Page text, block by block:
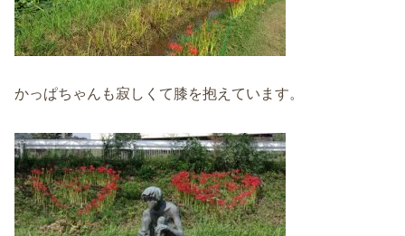
かっぱちゃんも寂しくて膝を抱えています。